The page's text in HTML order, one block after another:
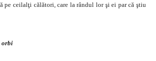
pe ceilalţi călători, care la rândul lor şi ei par că ştiu
orbi